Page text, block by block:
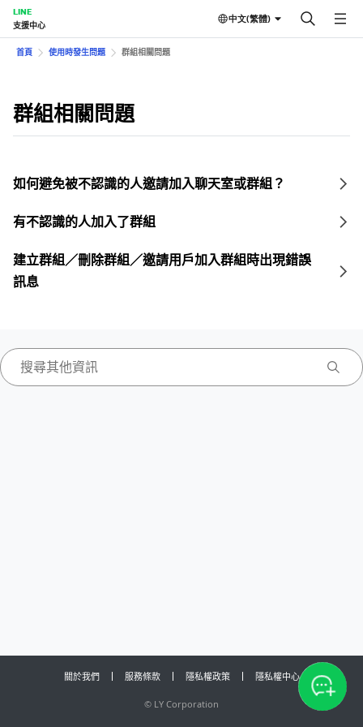
LINE
支援中心
中文(繁體)
首頁 使用時發生問題 群組相關問題
群組相關問題
如何避免被不認識的人邀請加入聊天室或群組？
有不認識的人加入了群組
建立群組／刪除群組／邀請用戶加入群組時出現錯誤
訊息
關於我們 服務條款 隱私權政策 隱私權中心
© LY Corporation